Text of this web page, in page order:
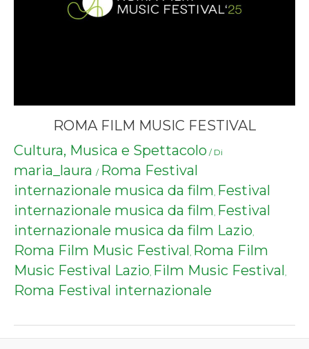
ROMA FILM MUSIC FESTIVAL
Cultura, Musica e Spettacolo / Di
maria_laura / Roma Festival
internazionale musica da film, Festival
internazionale musica da film, Festival
internazionale musica da film Lazio,
Roma Film Music Festival , Roma Film
Music Festival Lazio, Film Music Festival ,
Roma Festival internazionale